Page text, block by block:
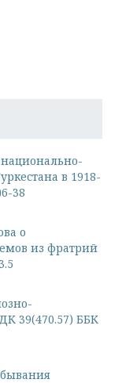
в 1918-
38
о
из фратрий
39(470.57) ББК